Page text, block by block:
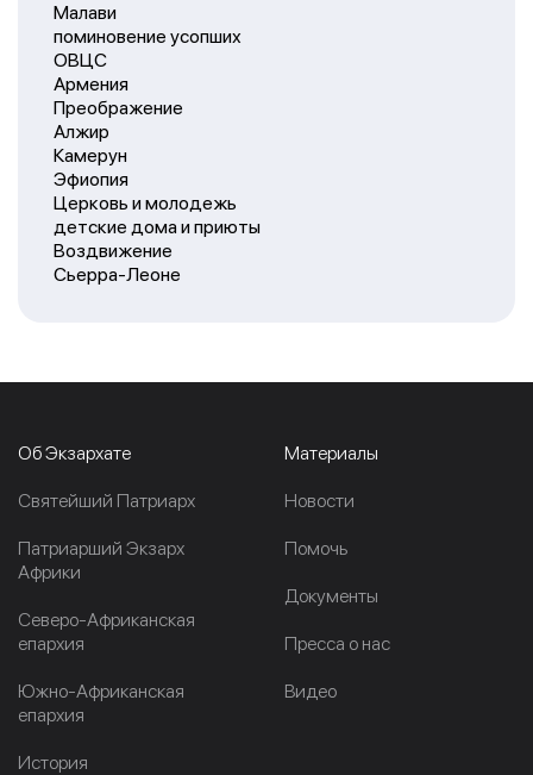
Малави
поминовение усопших
ОВЦС
Армения
Преображение
Алжир
Камерун
Эфиопия
Церковь и молодежь
детские дома и приюты
Воздвижение
Сьерра-Леоне
Об Экзархате
Cвятейший Патриарх
Патриарший Экзарх
Африки
Северо-Африканская
епархия
Южно-Африканская
епархия
История
Материалы
Новости
Помочь
Документы
Пресса о нас
Видео